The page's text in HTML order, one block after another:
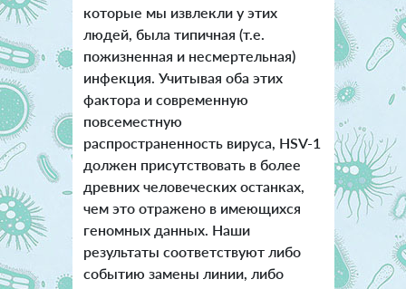
которые мы извлекли у этих
людей, была типичная (т.е.
пожизненная и несмертельная)
инфекция. Учитывая оба этих
фактора и современную
повсеместную
распространенность вируса, HSV-1
должен присутствовать в более
древних человеческих останках,
чем это отражено в имеющихся
геномных данных. Наши
результаты соответствуют либо
событию замены линии, либо